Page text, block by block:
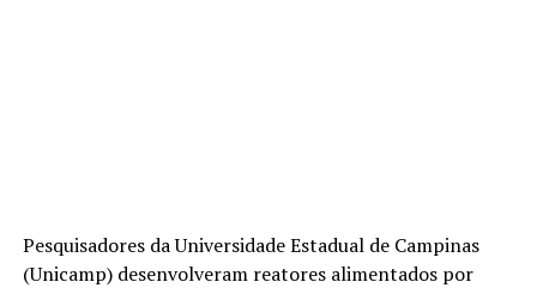
Pesquisadores da Universidade Estadual de Campinas
(Unicamp) desenvolveram reatores alimentados por